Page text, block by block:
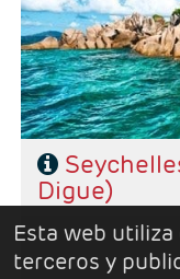
Digue)
Esta web
terceros y